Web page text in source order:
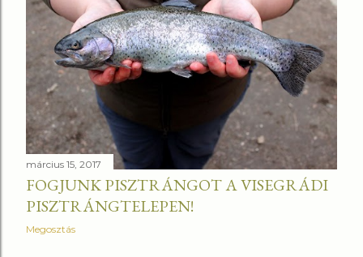
március 15, 2017
FOGJUNK PISZTRÁNGOT A VISEGRÁDI
PISZTRÁNGTELEPEN!
Megosztás